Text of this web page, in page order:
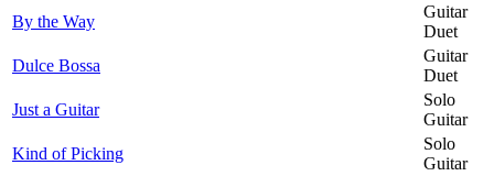
By the Way
Guitar
Duet
Dulce Bossa
Guitar
Duet
Just a Guitar
Solo
Guitar
Kind of Picking
Solo
Guitar